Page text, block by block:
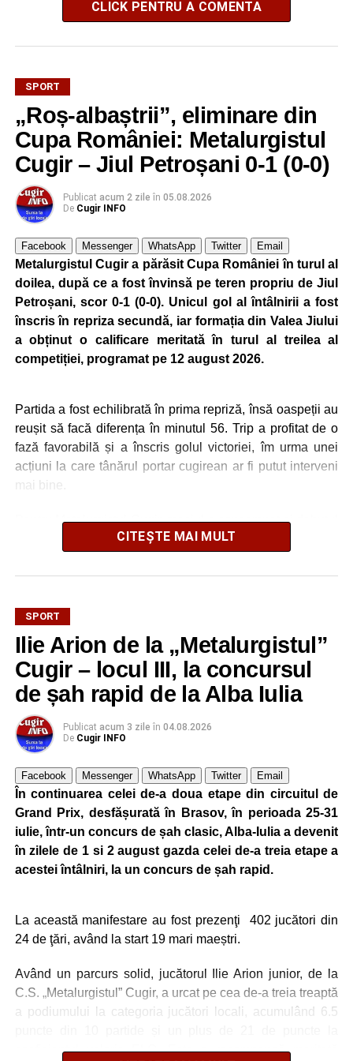
CLICK PENTRU A COMENTA
SPORT
„Roș-albaștrii”, eliminare din
Cupa României: Metalurgistul
Cugir – Jiul Petroșani 0-1 (0-0)
Publicat acum 2 zile în 05.08.2026
De Cugir INFO
Facebook Messenger WhatsApp Twitter Email
Metalurgistul Cugir a părăsit Cupa României în turul al
doilea, după ce a fost învinsă pe teren propriu de Jiul
Petroșani, scor 0-1 (0-0). Unicul gol al întâlnirii a fost
înscris în repriza secundă, iar formația din Valea Jiului
a obținut o calificare meritată în turul al treilea al
competiției, programat pe 12 august 2026.
Partida a fost echilibrată în prima repriză, însă oaspeții au
reușit să facă diferența în minutul 56. Trip a profitat de o
fază favorabilă și a înscris golul victoriei, îm urma unei
acțiuni la care tânărul portar cugirean ar fi putut interveni
mai bine.
Pentru Metalurgistul Cugir, meciul a consemnat și debutul
a trei jucători: Bogdan Avram, venit de la Universitatea
s-a calificat după un succes categoric, scor 10-0, pe
trecut fără emoții de Hațeg, scor 4-0.
Cele două echipe se vor reîntâlni în această perioadă,
având programat un meci amical în data de 22 august,
ultimul test înaintea debutului noului sezon competițional.
• Au evoluat formațiile:
Metalurgistul Cugir: B. Avram – P. Pahone, Liubashov,
Balaur, Sebaș (78, Kiraly) – Șaucă/cpt. (86, Tăban),
Butnariu, Udrea (60, Todoran), B. Minteuan (78, P.
Păcurar), Cocan, Goronea (60, Bura); Rezerve: Similie,
Iosif, Mâlnă, G. Cristea. Antrenor: Lucian Itu.
Hondorocu – Giurică, Morariu – Vreja, Viașu, Buțurcă –
Trip; rezerve Krupenschi, Fulga, Nițu, Mihăilă, Polgar, R.
CITEȘTE MAI MULT
SPORT
Ilie Arion de la „Metalurgistul”
Cugir – locul III, la concursul
de șah rapid de la Alba Iulia
Publicat acum 3 zile în 04.08.2026
De Cugir INFO
Facebook Messenger WhatsApp Twitter Email
În continuarea celei de-a doua etape din circuitul de
Grand Prix, desfășurată în Brasov, în perioada 25-31
iulie, într-un concurs de șah clasic, Alba-Iulia a devenit
în zilele de 1 si 2 august gazda celei de-a treia etape a
acestei întâlniri, la un concurs de șah rapid.
La această manifestare au fost prezenţi 402 jucători din
24 de ţări, având la start 19 mari maeștri.
Având un parcurs solid, jucătorul Ilie Arion junior, de la
C.S. „Metalurgistul” Cugir, a urcat pe cea de-a treia treaptă
a podiumului la categoria jucători locali, acumulând 6.5
coeficientul valoric ELO. Este o recompensă meritată